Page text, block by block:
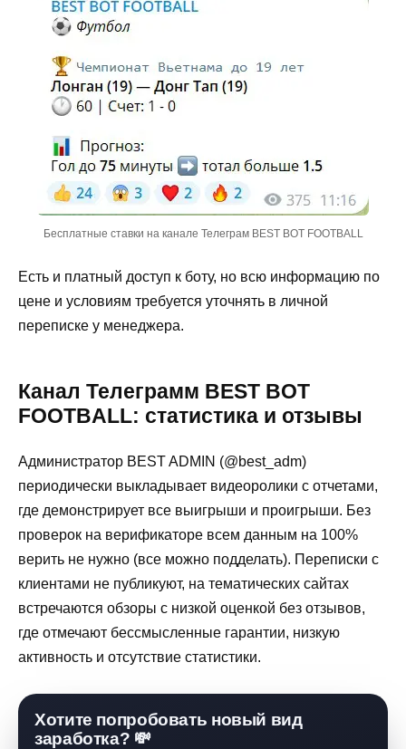
Бесплатные ставки на канале Телеграм BEST BOT FOOTBALL
Есть и платный доступ к боту, но всю информацию по
цене и условиям требуется уточнять в личной
переписке у менеджера.
Канал Телеграмм BEST BOT
FOOTBALL: статистика и отзывы
Администратор BEST ADMIN (@best_adm)
периодически выкладывает видеоролики с отчетами,
где демонстрирует все выигрыши и проигрыши. Без
проверок на верификаторе всем данным на 100%
верить не нужно (все можно подделать). Переписки с
клиентами не публикуют, на тематических сайтах
встречаются обзоры с низкой оценкой без отзывов,
где отмечают бессмысленные гарантии, низкую
активность и отсутствие статистики.
Хотите попробовать новый вид
заработка? 💸